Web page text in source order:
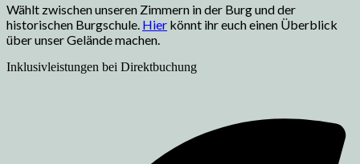
Wählt zwischen unseren Zimmern in der Burg und der
historischen Burgschule. Hier könnt ihr euch einen Überblick
über unser Gelände machen.
Inklusivleistungen bei Direktbuchung